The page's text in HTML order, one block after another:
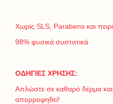
Χωρίς SLS, Parabens και
98% φυσικά συστατικά
ΟΔΗΓΙΕΣ ΧΡΗΣΗΣ:
Απλώστε σε καθαρό δέρμα
απορροφηθεί!